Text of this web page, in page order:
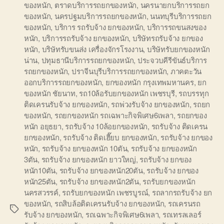
Tags
ของหนัก, ตราดบริการรถยกของหนัก, นครนายกบริการรถยก
ของหนัก, นครปฐมบริการรถยกของหนัก, นนทบุรีบริการรถยก
ของหนัก, บริการ รถรับจ้าง ยกของหนัก, บริการรถขนสงของ
หนัก, บริการรถรับจ้าง ยกของหนัก, บริษัทรถรับจ้าง ยกของ
หนัก, บริษัทรับขนส่ง เครื่องจักรโรงงาน, บริษัทรับยกของหนัก
น่าน, ปทุมธานีบริการรถยกของหนัก, ประจวบคีรีขันธ์บริการ
รถยกของหนัก, ปราจีนบุรีบริการรถยกของหนัก, ภาคตะวัน
ออกบริการรถยกของหนัก, ยกของหนัก กรุงเทพมหานคร, ยก
ของหนัก ชัยนาท, รถ10ล้อรับยกของหนัก เพชรบุรี, รถบรรทุก
ติดเครนรับจ้าง ยกของหนัก, รถพ่วงรับจ้าง ยกของหนัก, รถยก
ของหนัก, รถยกของหนัก รถเฉพาะกิจพิเศษ6เพลา, รถยกของ
หนัก อยุธยา, รถรับจ้าง 10ล้อยกของหนัก, รถรับจ้าง ติดเครน
ยกของหนัก, รถรับจ้าง ติดเฮี๊ยบ ยกของหนัก, รถรับจ้าง ยกของ
หนัก, รถรับจ้าง ยกของหนัก 10ตัน, รถรับจ้าง ยกของหนัก
3ตัน, รถรับจ้าง ยกของหนัก ยาวใหญ่, รถรับจ้าง ยกของ
หนัก10ตัน, รถรับจ้าง ยกของหนัก20ตัน, รถรับจ้าง ยกของ
หนัก25ตัน, รถรับจ้าง ยกของหนัก2ตัน, รถรับยกของหนัก
นครสวรรค์, รถรับยกของหนัก เพชรบูรณ์, รถลากรถรับจ้าง ยก
ของหนัก, รถสิบล้อติดเครนรับจ้าง ยกของหนัก, รถเครนรถ
รับจ้าง ยกของหนัก, รถเฉพาะกิจพิเศษ6เพลา, รถเทรลเลอร์